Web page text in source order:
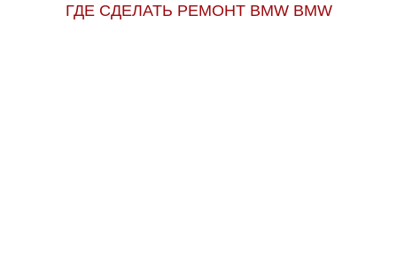
ГДЕ СДЕЛАТЬ РЕМОНТ BMW BMW